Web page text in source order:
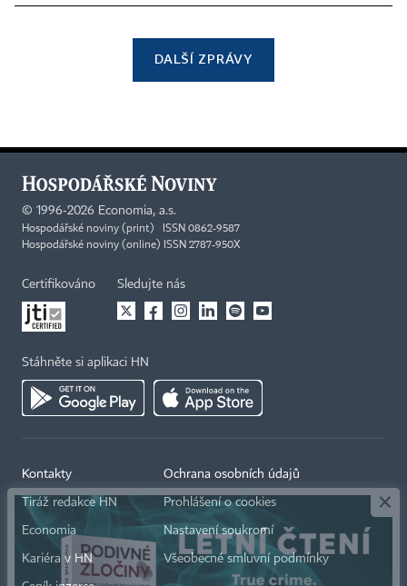
DALŠÍ ZPRÁVY
© 1996-2026 Economia, a.s.
Hospodářské noviny (print) ISSN 0862-9587
Hospodářské noviny (online) ISSN 2787-950X
Certifikováno Sledujte nás
Stáhněte si aplikaci HN
Kontakty
Tiráž redakce HN
Economia
Kariéra v HN
Ochrana osobních údajů
Prohlášení o cookies
Nastavení soukromí
Všeobecné smluvní podmínky